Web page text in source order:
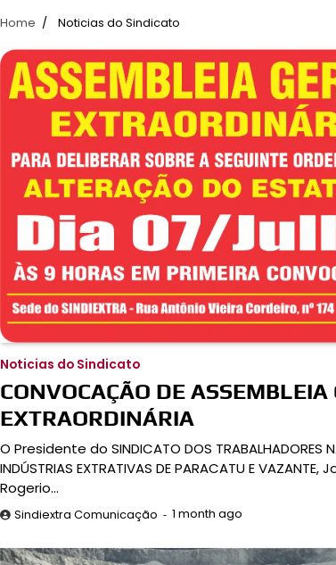
Home Noticias do Sindicato
Noticias do Sindicato
CONVOCAÇÃO DE ASSEMBLEIA
EXTRAORDINÁRIA
O Presidente do SINDICATO DOS TRABALHADORES
INDÚSTRIAS EXTRATIVAS DE PARACATU E VAZANTE,
Rogerio…
Sindiextra Comunicação 1 month ago